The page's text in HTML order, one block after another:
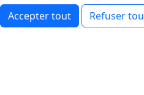
Accepter tout Refuser